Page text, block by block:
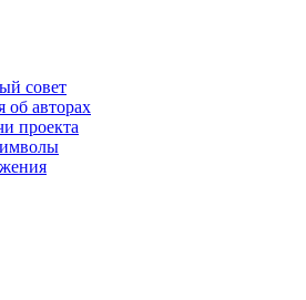
совет
авторах
проекта